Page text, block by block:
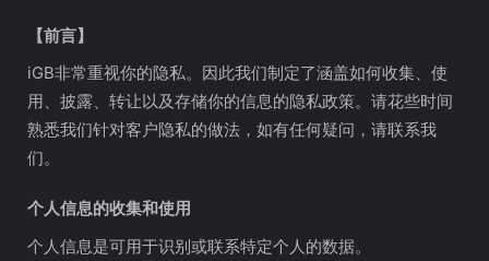
【前言】
iGB非常重视你的隐私。因此我们制定了涵盖如何收集、使
用、披露、转让以及存储你的信息的隐私政策。请花些时间
熟悉我们针对客户隐私的做法，如有任何疑问，请联系我
们。
个人信息的收集和使用
个人信息是可用于识别或联系特定个人的数据。